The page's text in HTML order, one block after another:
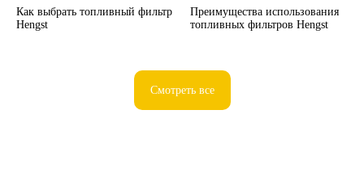
Как выбрать топливный фильтр
Hengst
Преимущества использования
топливных фильтров Hengst
Смотреть все